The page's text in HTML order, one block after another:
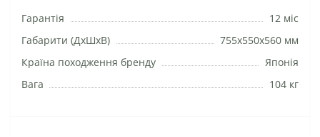
Гарантія
12 міс
Габарити (ДхШхВ)
755x550x560 мм
Країна походження бренду
Японія
Вага
104 кг